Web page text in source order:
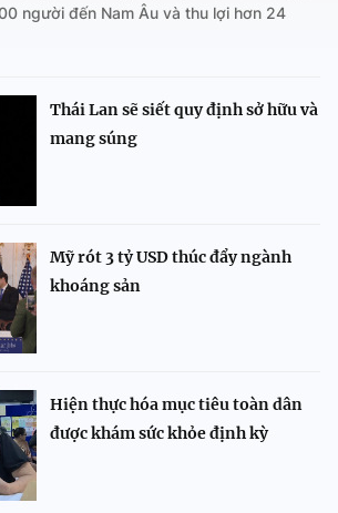
người đến Nam Âu và thu lợi hơn 24
Thái Lan sẽ siết quy định sở hữu và
mang súng
Mỹ rót 3 tỷ USD thúc đẩy ngành
khoáng sản
Hiện thực hóa mục tiêu toàn dân
được khám sức khỏe định kỳ